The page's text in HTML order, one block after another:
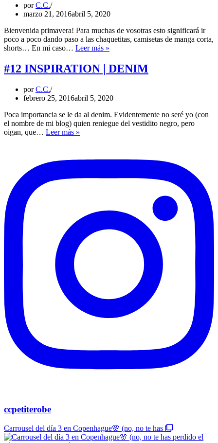
porC.C.
marzo 21, 2016abril 5, 2020
Bienvenida primavera! Para muchas de vosotras esto significará ir
poco a poco dando paso a las chaquetitas, camisetas de manga corta,
shorts… En mi caso… Leer más »
PRINTEMPS
#12 INSPIRATION | DENIM
porC.C.
febrero 25, 2016abril 5, 2020
Poca importancia se le da al denim. Evidentemente no seré yo (con
el nombre de mi blog) quien reniegue del vestidito negro, pero
oigan, que… Leer más »
DENIM
ccpetiterobe
Carrousel del día 3 en Copenhague🌸 (no, no te has